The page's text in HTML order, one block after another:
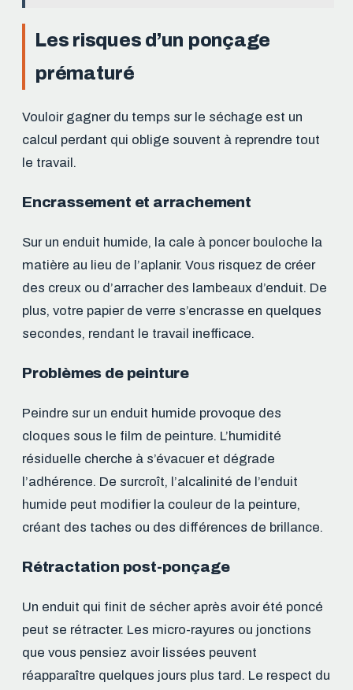
Les risques d’un ponçage
prématuré
Vouloir gagner du temps sur le séchage est un
calcul perdant qui oblige souvent à reprendre tout
le travail.
Encrassement et arrachement
Sur un enduit humide, la cale à poncer bouloche la
matière au lieu de l’aplanir. Vous risquez de créer
des creux ou d’arracher des lambeaux d’enduit. De
plus, votre papier de verre s’encrasse en quelques
secondes, rendant le travail inefficace.
Problèmes de peinture
Peindre sur un enduit humide provoque des
cloques sous le film de peinture. L’humidité
résiduelle cherche à s’évacuer et dégrade
l’adhérence. De surcroît, l’alcalinité de l’enduit
humide peut modifier la couleur de la peinture,
créant des taches ou des différences de brillance.
Rétractation post-ponçage
Un enduit qui finit de sécher après avoir été poncé
peut se rétracter. Les micro-rayures ou jonctions
que vous pensiez avoir lissées peuvent
réapparaître quelques jours plus tard. Le respect du